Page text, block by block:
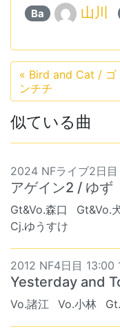
Ba 山川
« Bird and Cat / ゴ
ンチチ
似ている曲
2024 NFライブ2日
アゲイン2 / ゆず
Gt&Vo.森口 Gt&Vo.
Cj.ゆうすけ
2012 NF4日目 13:00
Yesterday and
Vo.諸江 Vo.小林